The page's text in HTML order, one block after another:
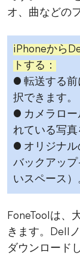
オ、曲などの
iPhoneから
トする：
● 転送する前
択できます。
● カメラロー
れている写真
● オリジナル
バックアッ
いスペース）
FoneToolは、
きます。Dell
ダウンロード